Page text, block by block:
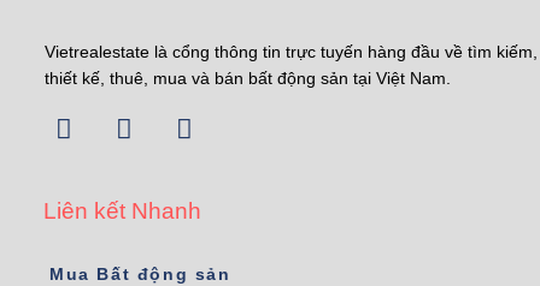
Vietrealestate là cổng thông tin trực tuyến hàng đầu về tìm kiếm,
thiết kế, thuê, mua và bán bất động sản tại Việt Nam.
Liên kết Nhanh
Mua Bất động sản